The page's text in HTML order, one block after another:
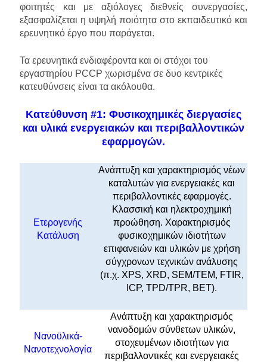
φοιτητές και με αξιόλογες διεθνείς συνεργασίες,
εξασφαλίζεται η υψηλή ποιότητα στο εκπαιδευτικό και
ερευνητικό έργο που παράγεται.
Τα ερευνητικά ενδιαφέροντα και οι στόχοι του
εργαστηρίου PCCP χωρισμένα σε δυο κεντρικές
κατευθύνσεις είναι τα ακόλουθα.
Κατεύθυνση #1: Φυσικοχημικές διεργασίες
και υλικά ενεργειακών και περιβαλλοντικών
εφαρμογών.
Ετερογενής
Κατάλυση
Ανάπτυξη και χαρακτηρισμός νέων
καταλυτών για ενεργειακές και
περιβαλλοντικές εφαρμογές.
Κλασσική και ηλεκτροχημική
προώθηση. Χαρακτηρισμός
φυσικοχημικών ιδιοτήτων
επιφανειών και υλικών με χρήση
σύγχρονων τεχνικών ανάλυσης
(π.χ. XPS, XRD, SEM/TEM, FTIR,
ICP, TPD/TPR, BET).
Νανοϋλικά-
Νανοτεχνολογία
Ανάπτυξη και χαρακτηρισμός
νανοδομών σύνθετων υλικών,
στοχευμένων ιδιοτήτων για
περιβαλλοντικές και ενεργειακές